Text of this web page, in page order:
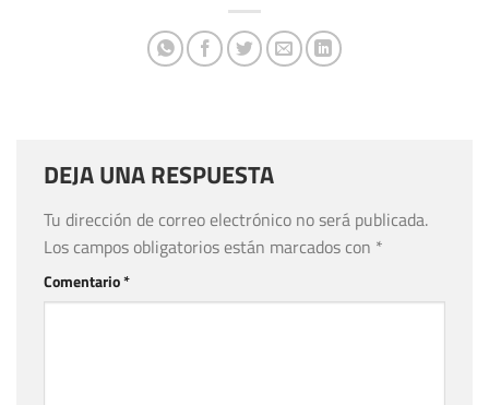
DEJA UNA RESPUESTA
Tu dirección de correo electrónico no será publicada.
Los campos obligatorios están marcados con *
Comentario*